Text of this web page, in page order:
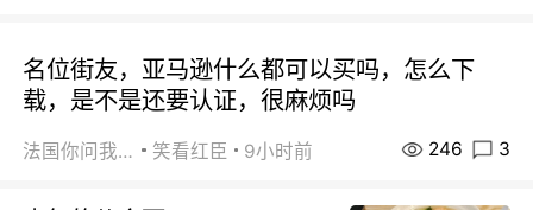
名位街友，亚马逊什么都可以买吗，怎么下
载，是不是还要认证，很麻烦吗
法国你问我答 笑看红臣 9小时前 246 3